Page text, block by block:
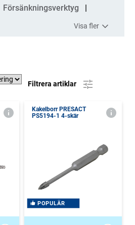
Försänkningsverktyg
Visa fler
Filtrera artiklar
Kakelborr PRESACT
PS5194-1 4-skär
POPULÄR